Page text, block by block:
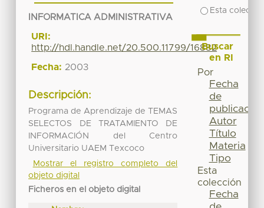
INFORMATICA ADMINISTRATIVA
URI:
http://hdl.handle.net/20.500.11799/16882
Fecha: 2003
Descripción:
Programa de Aprendizaje de TEMAS
SELECTOS DE TRATAMIENTO DE
INFORMACIÓN del Centro
Universitario UAEM Texcoco
Mostrar el registro completo del
objeto digital
Ficheros en el objeto digital
Esta
Buscar
en RI
Por
Fecha
de
publicación
Autor
Título
Materia
Tipo
Esta
colección
Fecha